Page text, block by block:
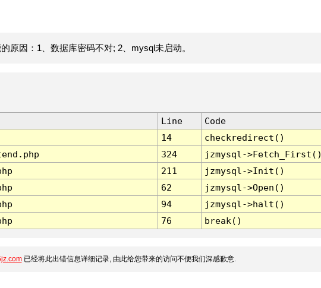
原因：1、数据库密码不对; 2、mysql未启动。
Line
Code
14
checkredirect()
324
jzmysql-
211
jzmysql->Init()
62
jzmysql->Open()
94
jzmysql->halt()
76 break()
已经将此出错信息详细记录, 由此给您带来的访问不便我们深感歉意.